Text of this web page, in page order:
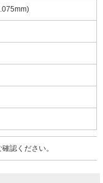
確認ください。